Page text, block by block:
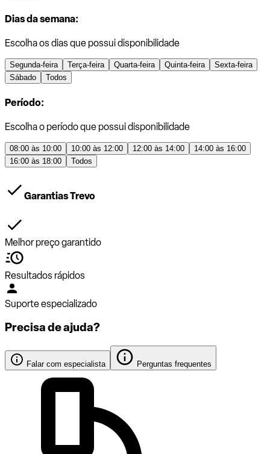
Dias da semana:
Escolha os dias que possui disponibilidade
Segunda-feira Terça-feira Quarta-feira Quinta-feira
Sexta-feira
Sábado
Todos
Período:
Escolha o período que possui disponibilidade
08:00 às 10:00 10:00 às 12:00 12:00 às 14:00
14:00 às 16:00
16:00 às 18:00
Todos
Garantias Trevo
Melhor preço garantido
Resultados rápidos
Suporte especializado
Precisa de ajuda?
Falar com especialista Perguntas frequentes